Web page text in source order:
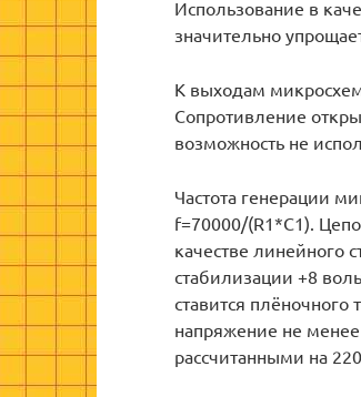
Использование в
значительно
К выходам
Сопротивление
возможность не
Частота генерации
f=70000/(R1*C1).
качестве линейного
стабилизации +8
ставится
напряжение не менее
рассчитанными на